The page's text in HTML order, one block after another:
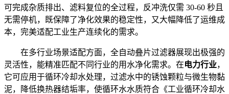
可完成杂质排出、滤料复位的全过程，反冲洗仅需 30-60 秒且
无需停机，既保障了净化效果的稳定性，又大幅降低了运维成
本，完美适配工业生产连续化的需求。
在多行业场景适配方面，全自动叠片过滤器展现出极强的
灵活性，能精准匹配不同行业的用水净化需求。在电力行业，
它可应用于循环冷却水处理，过滤水中的锈蚀颗粒与微生物黏
泥，降低换热器结垢率，使循环水水质符合《工业循环冷却水